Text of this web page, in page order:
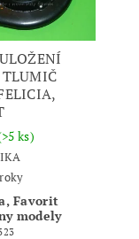
ks)
Favorit
modely